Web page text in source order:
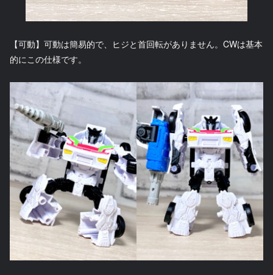
【可動】可動は簡易的で、ヒジと首回転がありません。CWは基本
的にこの仕様です。